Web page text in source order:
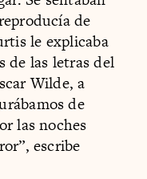
de
le explicaba
de las letras del
Wilde, a
de
las noches
escribe